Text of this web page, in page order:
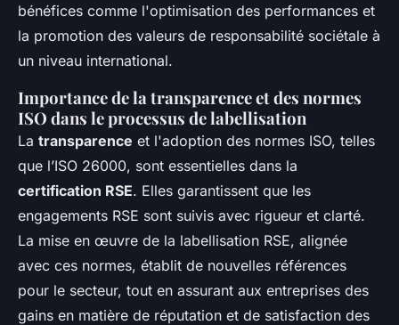
bénéfices comme l'optimisation des performances et
la promotion des valeurs de responsabilité sociétale à
un niveau international.
Importance de la transparence et des normes
ISO dans le processus de labellisation
La transparence et l'adoption des normes ISO, telles
que l’ISO 26000, sont essentielles dans la
certification RSE. Elles garantissent que les
engagements RSE sont suivis avec rigueur et clarté.
La mise en œuvre de la labellisation RSE, alignée
avec ces normes, établit de nouvelles références
pour le secteur, tout en assurant aux entreprises des
gains en matière de réputation et de satisfaction des